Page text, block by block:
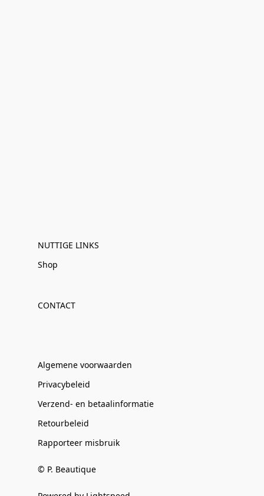
NUTTIGE LINKS
Shop
CONTACT
Algemene voorwaarden
Privacybeleid
Verzend- en betaalinformatie
Retourbeleid
Rapporteer misbruik
© P. Beautique